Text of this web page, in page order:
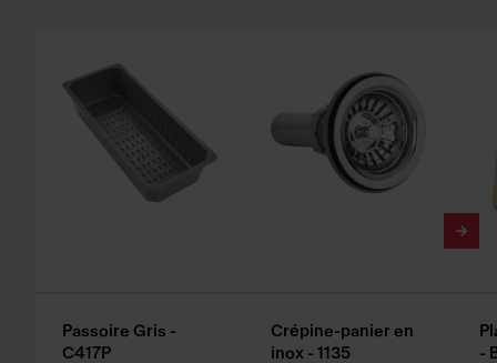
Passoire Gris -
C417P
Crépine-panier en
inox - 1135
-